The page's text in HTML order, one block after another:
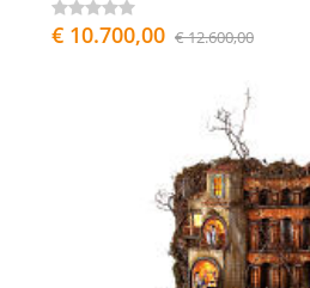
€ 10.700,00 € 12.600,00